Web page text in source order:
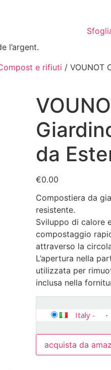
l’argent.
e rifiuti / VOUNOT
da
€0.00
Compostiera da
resistente.
Sviluppo di calore
compostaggio
attraverso la
L’apertura nella
utilizzata per
inclusa nella
Italy-
acquista da